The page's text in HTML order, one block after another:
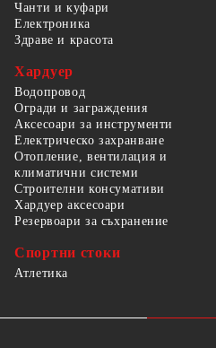
Чанти и куфари
Електроника
Здраве и красота
Хардуер
Водопровод
Огради и заграждения
Аксесоари за инструменти
Електрическо захранване
Отопление, вентилация и
климатични системи
Строителни консумативи
Хардуер аксесоари
Резервоари за съхранение
Спортни стоки
Атлетика